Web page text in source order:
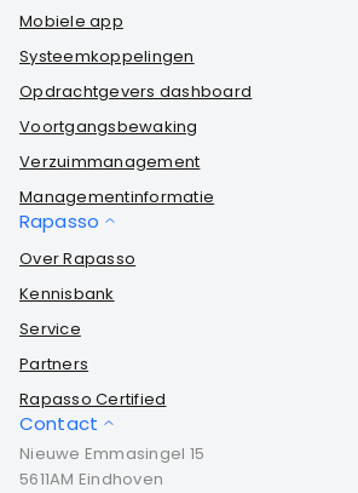
Mobiele app
Systeemkoppelingen
Opdrachtgevers dashboard
Voortgangsbewaking
Verzuimmanagement
Managementinformatie
Rapasso
Over Rapasso
Kennisbank
Service
Partners
Rapasso Certified
Contact
Nieuwe Emmasingel 15
5611AM Eindhoven